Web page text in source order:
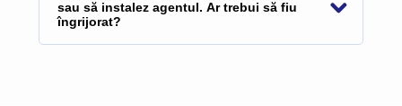
sau să instalez agentul. Ar trebui să fiu
îngrijorat?